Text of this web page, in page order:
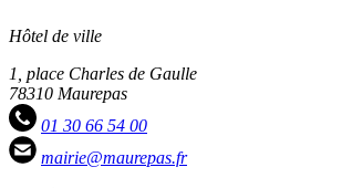
Hôtel de ville
1, place Charles de Gaulle
78310 Maurepas
01 30 66 54 00
mairie@maurepas.fr